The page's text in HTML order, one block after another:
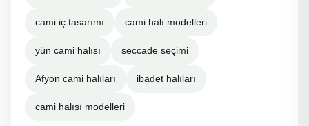
cami iç tasarımı cami halı modelleri
yün cami halısı seccade seçimi
Afyon cami halıları ibadet halıları
cami halısı modelleri